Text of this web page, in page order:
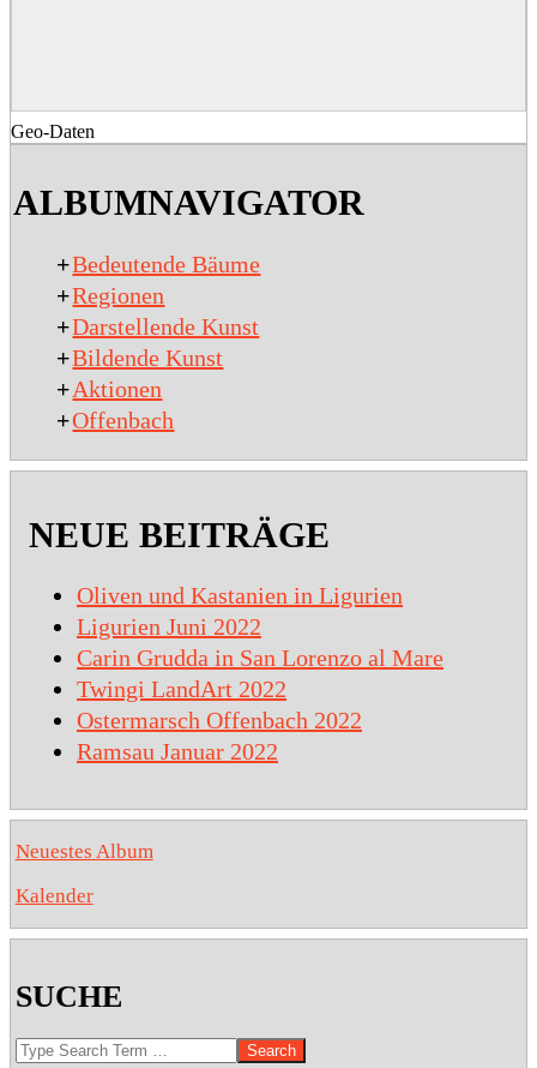
Geo-Daten
17
ALBUMNAVIGATOR
+Bedeutende Bäume
+Regionen
+Darstellende Kunst
+Bildende Kunst
+Aktionen
+Offenbach
NEUE BEITRÄGE
Oliven und Kastanien in Ligurien
Ligurien Juni 2022
Carin Grudda in San Lorenzo al Mare
Twingi LandArt 2022
Ostermarsch Offenbach 2022
Ramsau Januar 2022
Neuestes Album
Kalender
SUCHE
Search